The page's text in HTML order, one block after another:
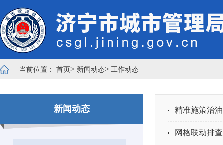
当前位置： 首页> 新闻动态> 工作动态
新闻动态 精准施策治
网格联动排